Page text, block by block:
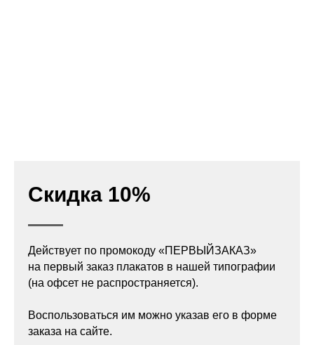
Скидка 10%
Действует по промокоду «ПЕРВЫЙЗАКАЗ»
на первый заказ плакатов в нашей типографии
(на офсет не распространяется).
Воспользоваться им можно указав его в форме
заказа на сайте.